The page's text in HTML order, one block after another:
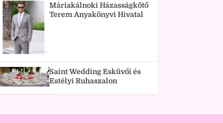
Máriakálnoki Házasságkötő
Terem Anyakönyvi Hivatal
Saint Wedding Esküvői és
Estélyi Ruhaszalon